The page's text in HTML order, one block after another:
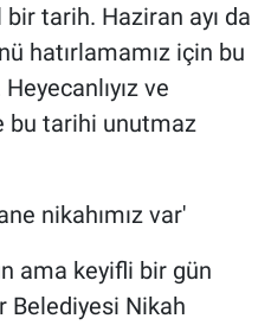
tarih. Haziran ayı da
hatırlamamız için bu
ve
bu tarihi unutmaz
nikahımız var'
ama keyifli bir gün
Belediyesi Nikah